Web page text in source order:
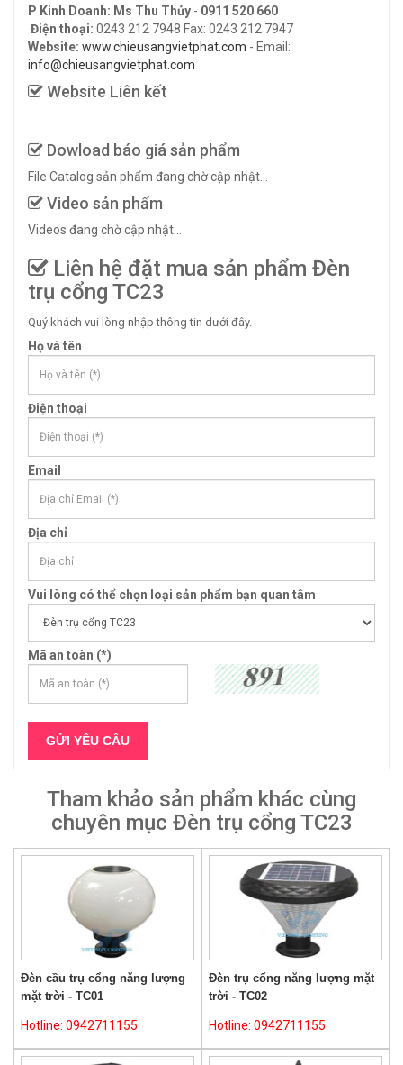
P Kinh Doanh: Ms Thu Thủy - 0911 520 660
Điện thoại: 0243 212 7948 Fax: 0243 212 7947
Website: www.chieusangvietphat.com - Email:
info@chieusangvietphat.com
Website Liên kết
Dowload báo giá sản phẩm
File Catalog sản phẩm đang chờ cập nhật...
Video sản phẩm
Videos đang chờ cập nhật...
Liên hệ đặt mua sản phẩm Đèn
trụ cổng TC23
Quý khách vui lòng nhập thông tin dưới đây.
Họ và tên
Điện thoại
Email
Địa chỉ
Vui lòng có thể chọn loại sản phẩm bạn quan tâm
Mã an toàn (*)
Tham khảo sản phẩm khác cùng
chuyên mục Đèn trụ cổng TC23
Đèn cầu trụ cổng năng lượng
mặt trời - TC01
Hotline: 0942711155
Đèn trụ cổng năng lượng mặt
trời - TC02
Hotline: 0942711155